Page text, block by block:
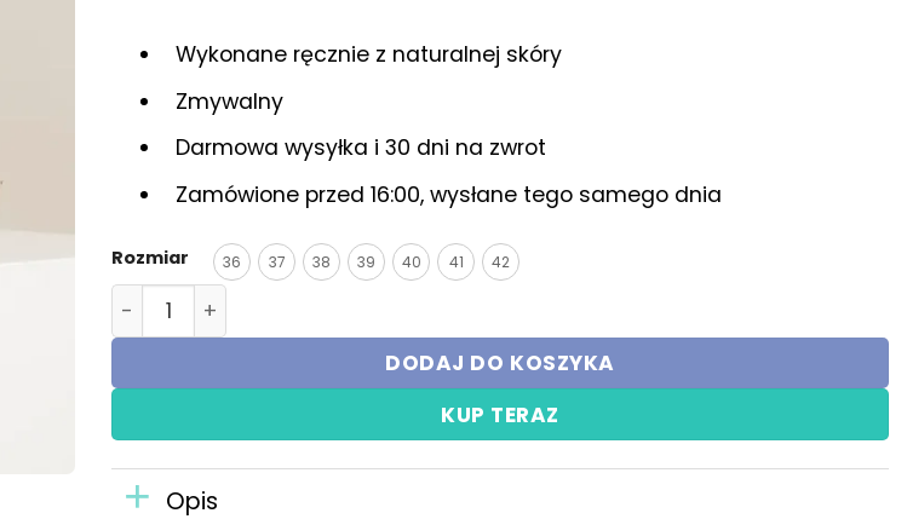
Wykonane ręcznie z naturalnej skóry
Zmywalny
Darmowa wysyłka i 30 dni na zwrot
Zamówione przed 16:00, wysłane tego samego dnia
Rozmiar 36 37 38 39 40 41 42
ilość Medische klomp - Wit
DODAJ DO KOSZYKA
KUP TERAZ
Opis